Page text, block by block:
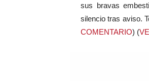
sus bravas
silencio tras aviso.
COMENTARIO) (